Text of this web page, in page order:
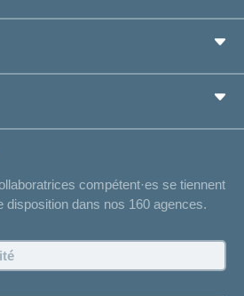
pour...
l'assurance
vous rappeler
compétent·es se tiennent
disposition dans nos 160 agences.